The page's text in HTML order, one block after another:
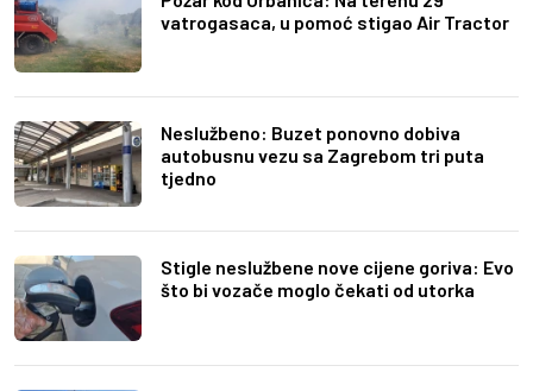
vatrogasaca, u pomoć stigao Air Tractor
Neslužbeno: Buzet ponovno dobiva
autobusnu vezu sa Zagrebom tri puta
tjedno
Stigle neslužbene nove cijene goriva: Evo
što bi vozače moglo čekati od utorka